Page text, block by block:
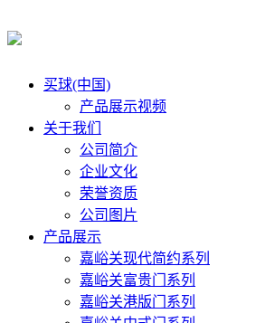
买球(中国)
产品展示视频
关于我们
公司简介
企业文化
荣誉资质
公司图片
产品展示
嘉峪关现代简约系列
嘉峪关富贵门系列
嘉峪关港版门系列